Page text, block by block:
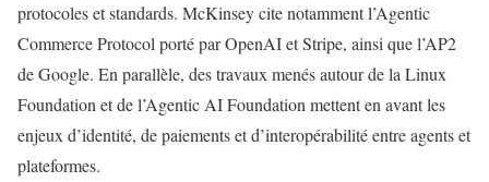
protocoles et standards. McKinsey cite notamment l’Agentic
Commerce Protocol porté par OpenAI et Stripe, ainsi que l’AP2
de Google. En parallèle, des travaux menés autour de la Linux
Foundation et de l’Agentic AI Foundation mettent en avant les
enjeux d’identité, de paiements et d’interopérabilité entre agents et
plateformes.